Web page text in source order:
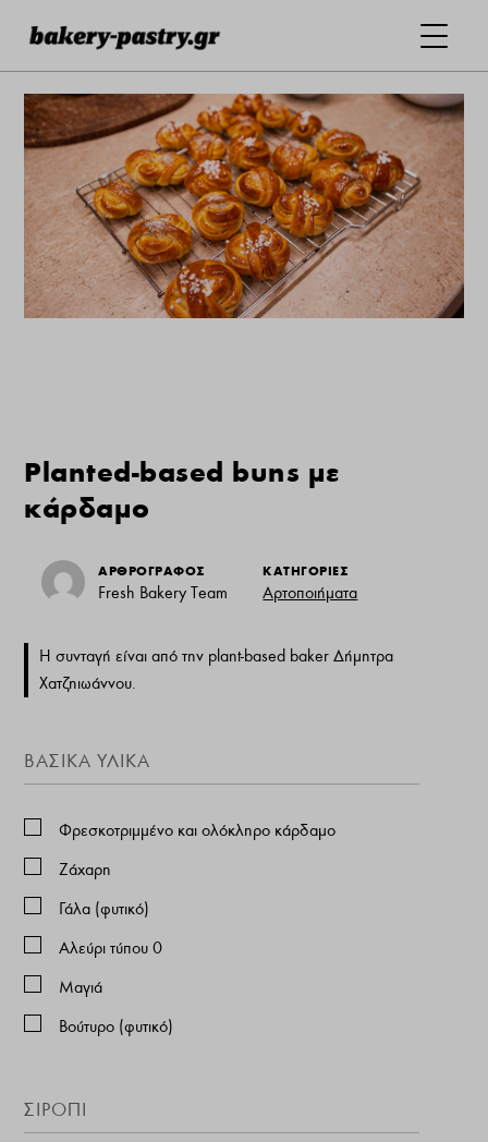
Planted-based buns με
κάρδαμο
ΑΡΘΡΟΓΡΑΦΟΣ
Fresh Bakery Team
ΚΑΤΗΓΟΡΙΕΣ
Αρτοποιήματα
H συνταγή είναι από την plant-based baker Δήμητρα
Χατζηιωάννου.
ΒΑΣΙΚΑ ΥΛΙΚΑ
Φρεσκοτριμμένο και ολόκληρο κάρδαμο
Ζάχαρη
Γάλα (φυτικό)
Αλεύρι τύπου 0
Μαγιά
Βούτυρο (φυτικό)
ΣΙΡΟΠΙ